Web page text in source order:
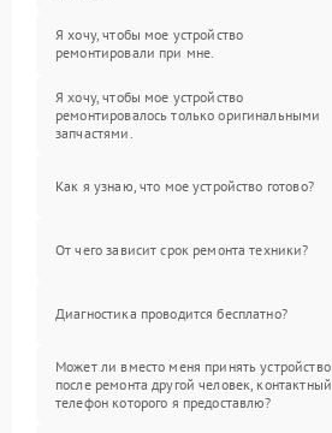
Я хочу, чтобы мое устройство
ремонтировали при мне.
Я хочу, чтобы мое устройство
ремонтировалось только оригинальными
запчастями.
Как я узнаю, что мое устройство готово?
От чего зависит срок ремонта техники?
Диагностика проводится бесплатно?
Может ли вместо меня принять устройство
после ремонта другой человек, контактный
телефон которого я предоставлю?